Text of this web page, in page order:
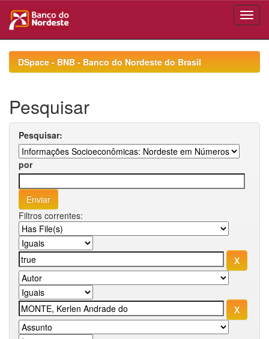
navigationDSpace - BNB - Banco do Nordeste do Brasil
Pesquisar
Pesquisar:
por
Filtros correntes: